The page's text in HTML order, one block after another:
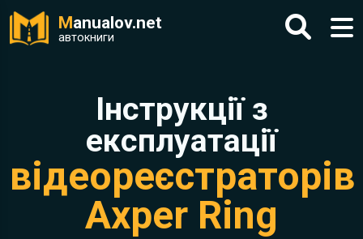
Manualov.net
автокниги
Інструкції з
експлуатації
відеореєстраторів
Axper Ring